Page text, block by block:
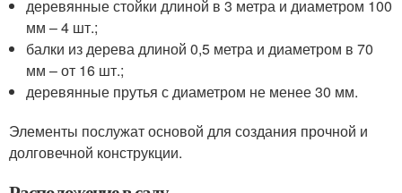
деревянные стойки длиной в 3 метра и диаметром 100
мм – 4 шт.;
балки из дерева длиной 0,5 метра и диаметром в 70
мм – от 16 шт.;
деревянные прутья с диаметром не менее 30 мм.
Элементы послужат основой для создания прочной и
долговечной конструкции.